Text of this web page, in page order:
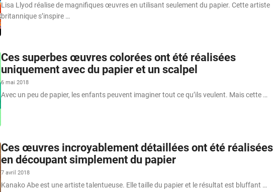
Lisa Llyod réalise de magnifiques œuvres en utilisant seulement du papier. Cette artiste
britannique s’inspire …
Ces superbes œuvres colorées ont été réalisées
uniquement avec du papier et un scalpel
6 mai 2018
Avec un peu de papier, les enfants peuvent imaginer tout ce qu’ils veulent. Mais cette …
Ces œuvres incroyablement détaillées ont été réalisées
en découpant simplement du papier
7 avril 2018
Kanako Abe est une artiste talentueuse. Elle taille du papier et le résultat est bluffant …